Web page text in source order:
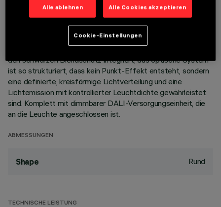
profiliertem Stahlblech mit Anschlag-Außenrand. der lineare
Korpus aus Aluminiumdruckguss mit 10 Zellen sieht die
Möglichkeit vor, die Lichtemission mit einer Schwenkung von
+/- 30° auszurichten. Hochauflösungsoptiken aus
metallisiertem Thermoplast, in zurückgesetzter Position in
den schwarzen Blendschutz integriert; das optische System
ist so strukturiert, dass kein Punkt-Effekt entsteht, sondern
eine definierte, kreisförmige Lichtverteilung und eine
Lichtemission mit kontrollierter Leuchtdichte gewährleistet
sind. Komplett mit dimmbarer DALI-Versorgungseinheit, die
an die Leuchte angeschlossen ist.
ABMESSUNGEN
Shape Rund
TECHNISCHE LEISTUNG
Alle ablehnen Alle Cookies akzeptieren
Cookie-Einstellungen